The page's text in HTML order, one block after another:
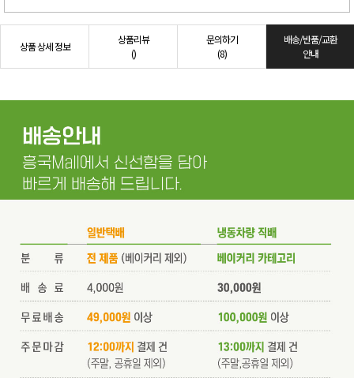
상품 상세 정보
상품리뷰
()
문의하기
(8)
배송/반품/교환
안내